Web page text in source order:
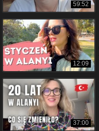
59:52
12:09
37:00